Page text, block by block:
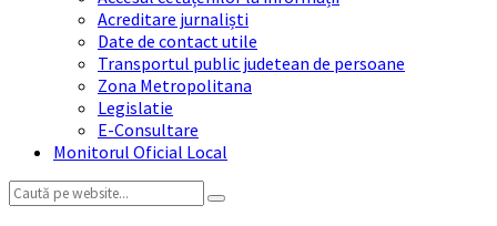
Acreditare jurnaliști
Date de contact utile
Transportul public judetean de persoane
Zona Metropolitana
Legislatie
E-Consultare
Monitorul Oficial Local
Search: